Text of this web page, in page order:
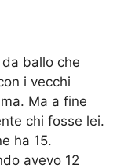
ballo che
i vecchi
Ma a fine
chi fosse lei.
ha 15.
avevo 12